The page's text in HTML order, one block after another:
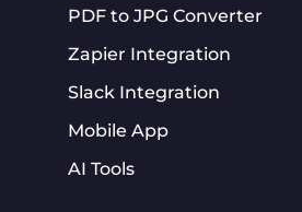
PDF to JPG Converter
Zapier Integration
Slack Integration
Mobile App
AI Tools